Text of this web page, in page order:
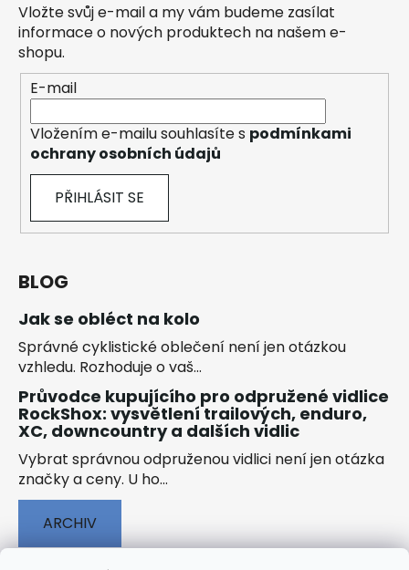
Vložte svůj e-mail a my vám budeme zasílat
informace o nových produktech na našem e-
shopu.
E-mail
Vložením e-mailu souhlasíte s podmínkami
ochrany osobních údajů
PŘIHLÁSIT SE
BLOG
Jak se obléct na kolo
Správné cyklistické oblečení není jen otázkou
vzhledu. Rozhoduje o vaš...
Průvodce kupujícího pro odpružené vidlice
RockShox: vysvětlení trailových, enduro,
XC, downcountry a dalších vidlic
Vybrat správnou odpruženou vidlici není jen otázka
značky a ceny. U ho...
ARCHIV